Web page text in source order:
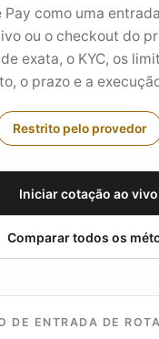
Pay como uma
ou o checkout do
exata, o KYC, os
o prazo e a
Restrito pelo provedor
Iniciar cotação ao vivo
Comparar todos os
DE ENTRADA DE ROTA